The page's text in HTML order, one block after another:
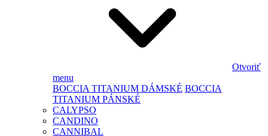
Otvoriť
menu
BOCCIA TITANIUM DÁMSKÉ BOCCIA
TITANIUM PÁNSKÉ
CALYPSO
CANDINO
CANNIBAL